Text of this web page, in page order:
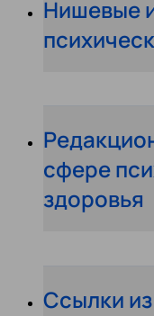
Нишевые
сфере
здоровья
Ссылки